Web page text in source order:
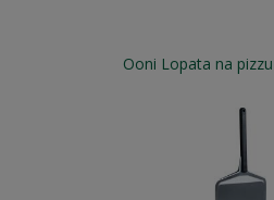
Ooni Lopata na